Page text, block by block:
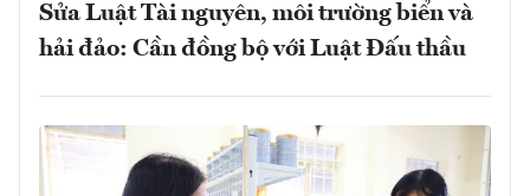
Sửa Luật Tài nguyên, môi trường biển và
hải đảo: Cần đồng bộ với Luật Đấu thầu